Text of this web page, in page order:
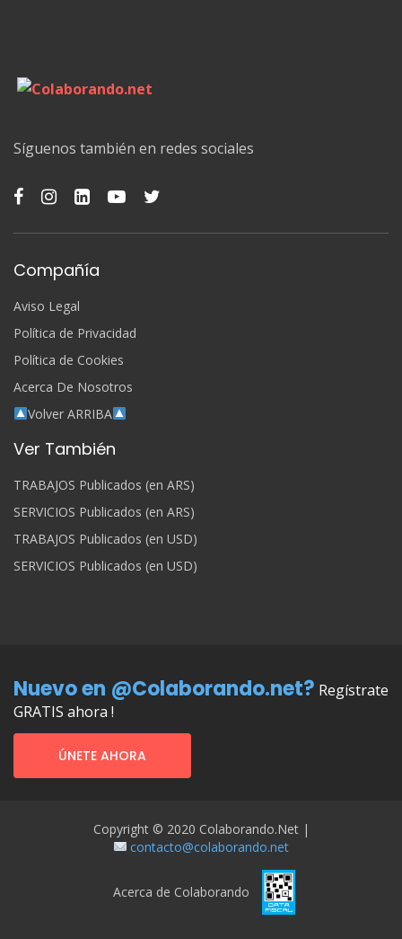
Síguenos también en redes sociales
Compañía
Aviso Legal
Política de Privacidad
Política de Cookies
Acerca De Nosotros
Volver ARRIBA
Ver También
TRABAJOS Publicados (en ARS)
SERVICIOS Publicados (en ARS)
TRABAJOS Publicados (en USD)
SERVICIOS Publicados (en USD)
Nuevo en @Colaborando.net? Regístrate
GRATIS ahora !
ÚNETE AHORA
Copyright © 2020 Colaborando.net |
contacto@colaborando.net
Acerca de Colaborando